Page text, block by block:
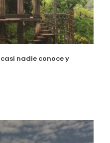
nadie conoce y